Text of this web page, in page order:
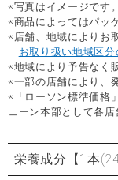
※写真はイメージです
※商品によってはパッ
※店舗、地域によりお
お取り扱い地域区分
※地域により予告なく
※一部の店舗により、
※「ローソン標準価格
ェーン本部として各
栄養成分 【1本